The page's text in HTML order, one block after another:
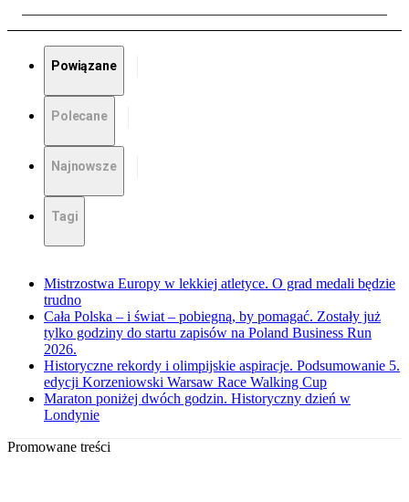
Powiązane
Polecane
Najnowsze
Tagi
Mistrzostwa Europy w lekkiej atletyce. O grad medali będzie
trudno
Cała Polska – i świat – pobiegną, by pomagać. Zostały już
tylko godziny do startu zapisów na Poland Business Run
2026.
Historyczne rekordy i olimpijskie aspiracje. Podsumowanie 5.
edycji Korzeniowski Warsaw Race Walking Cup
Maraton poniżej dwóch godzin. Historyczny dzień w
Londynie
Promowane treści